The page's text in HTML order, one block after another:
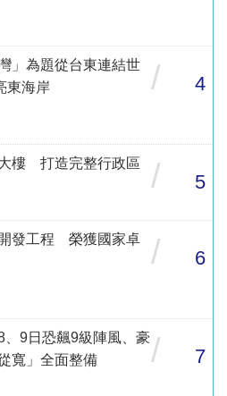
」為題從台東連結世
東海岸
/ 4
樓 打造完整行政區
/ 5
發工程 榮獲國家卓
/ 6
9日恐飆9級陣風、豪
寬」全面整備
/ 7